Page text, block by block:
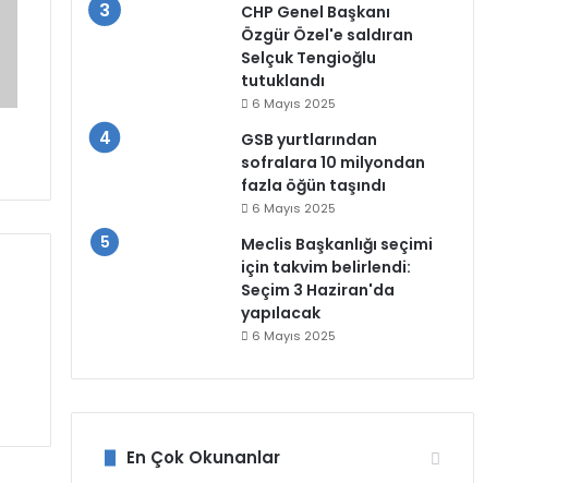
CHP Genel Başkanı
Özgür Özel'e saldıran
Selçuk Tengioğlu
tutuklandı
6 Mayıs 2025
GSB yurtlarından
sofralara 10 milyondan
fazla öğün taşındı
6 Mayıs 2025
Meclis Başkanlığı seçimi
için takvim belirlendi:
Seçim 3 Haziran'da
yapılacak
6 Mayıs 2025
En Çok Okunanlar